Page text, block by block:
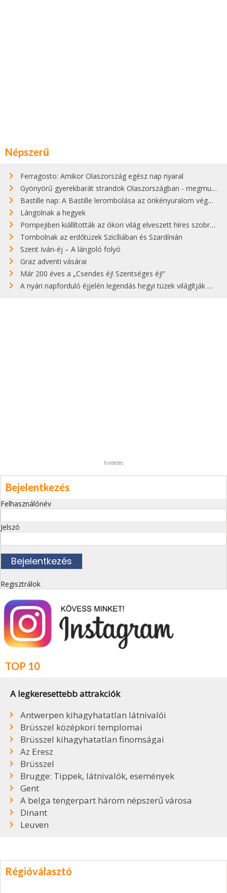
Népszerű
Ferragosto: Amikor Olaszország egész nap nyaral
Gyönyörű gyerekbarát strandok Olaszországban - megmutatjuk a 15 legjobbat
Bastille nap: A Bastille lerombolása az önkényuralom végét jelentette
Lángolnak a hegyek
Pompejiben kiállították az ókori világ elveszett híres szobrának másolatát
Tombolnak az erdőtüzek Szicíliában és Szardínián
Szent Iván-éj – A lángoló folyó
Graz adventi vásárai
Már 200 éves a „Csendes éj! Szentséges éj!”
A nyári napforduló éjjelén legendás hegyi tüzek világítják meg Zugspitzét
hirdetés
Bejelentkezés
Felhasználónév
Jelszó
Regisztrálok
TOP 10
A legkeresettebb attrakciók
Antwerpen kihagyhatatlan látnivalói
Brüsszel középkori templomai
Brüsszel kihagyhatatlan finomságai
Az Eresz
Brüsszel
Brugge: Tippek, látnivalók, események
Gent
A belga tengerpart három népszerű városa
Dinant
Leuven
Régióválasztó